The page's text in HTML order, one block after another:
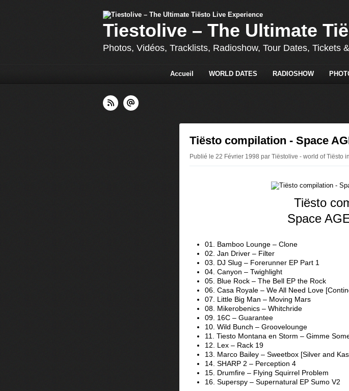
Tiestolive – The Ultimate
Photos, Vidéos, Tracklists, Radioshow, Tour Dates, Tickets
Accueil WORLD DATES RADIOSHOW
Tiësto compilation - Space
Publié le 22 Février 1998 par Tiëstolive - world of Tiësto in
Tiësto
Space
01. Bamboo Lounge – Clone
02. Jan Driver – Filter
03. DJ Slug – Forerunner EP Part 1
04. Canyon – Twighlight
05. Blue Rock – The Bell EP the Rock
06. Casa Royale – We All Need Love
07. Little Big Man – Moving Mars
08. Mikerobenics – Whitchride
09. 16C – Guarantee
10. Wild Bunch – Groovelounge
11. Tiesto Montana en Storm – Gimme
12. Lex – Rack 19
13. Marco Bailey – Sweetbox [Silver and
14. SHARP 2 – Perception 4
15. Drumfire – Flying Squirrel Problem
16. Superspy – Supernatural EP Sumo V2